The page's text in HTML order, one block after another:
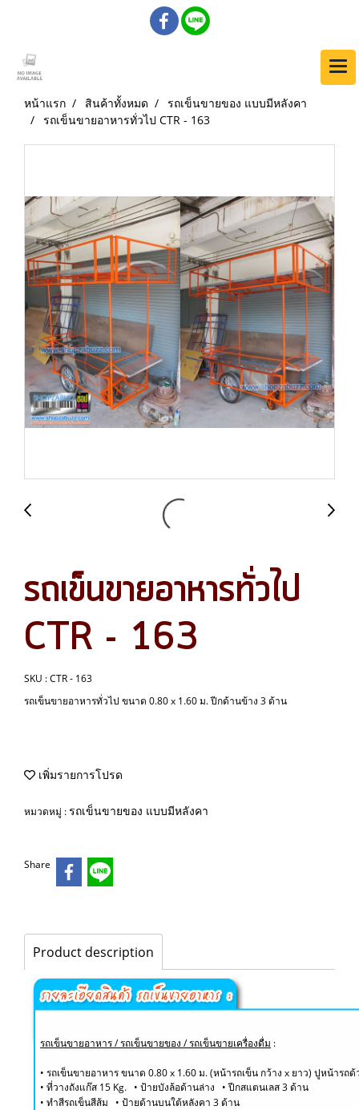
หน้าแรก สินค้าทั้งหมด
รถเข็นขายของ แบบมีหลังคา
รถเข็นขายอาหารทั่วไป CTR - 163
รถเข็นขายอาหารทั่วไป
CTR - 163
SKU : CTR - 163
รถเข็นขายอาหารทั่วไป ขนาด 0.80 x 1.60 ม. ปีกด้านข้าง 3 ด้าน
เพิ่มรายการโปรด
หมวดหมู่ :รถเข็นขายของ แบบมีหลังคา
Share
Product description
รถเข็นขายอาหาร / รถเข็นขายของ / รถเข็นขายเครื่องดื่ม :
• รถเข็นขายอาหาร ขนาด 0.80 x 1.60 ม. (หน้ารถเข็น กว้าง x ยาว) ปูหน้ารถ
• ที่วางถังแก๊ส 15 Kg. • ป้ายบังล้อด้านล่าง • ปีกสแตนเลส 3 ด้าน
​• ทำสีรถเข็นสีส้ม • ป้ายด้านบนใต้หลังคา 3 ด้าน